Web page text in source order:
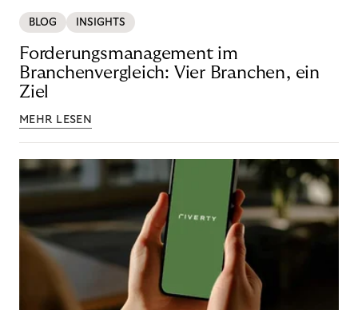
BLOG INSIGHTS
Forderungsmanagement im
Branchenvergleich: Vier Branchen, ein
Ziel
MEHR LESEN